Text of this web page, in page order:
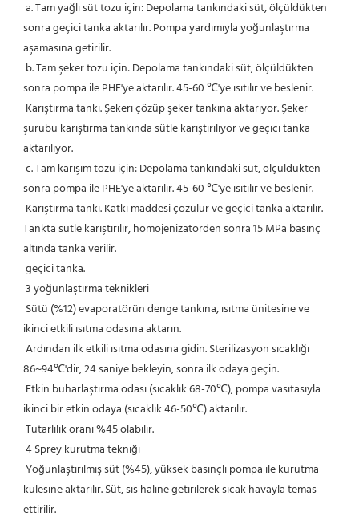
sonra geçici tanka aktarılır. Pompa yardımıyla yoğunlaştırma
aşamasına getirilir.
sonra pompa ile PHE'ye aktarılır. 45-60 ℃'ye ısıtılır ve beslenir.
şurubu karıştırma tankında sütle karıştırılıyor ve geçici tanka
aktarılıyor.
sonra pompa ile PHE'ye aktarılır. 45-60 ℃'ye ısıtılır ve beslenir.
Tankta sütle karıştırılır, homojenizatörden sonra 15 MPa basınç
altında tanka verilir.
geçici tanka.
3 yoğunlaştırma teknikleri
ikinci etkili ısıtma odasına aktarın.
86~94℃'dir, 24 saniye bekleyin, sonra ilk odaya geçin.
ikinci bir etkin odaya (sıcaklık 46-50℃) aktarılır.
Tutarlılık oranı %45 olabilir.
4 Sprey kurutma tekniği
kulesine aktarılır. Süt, sis haline getirilerek sıcak havayla temas
ettirilir.